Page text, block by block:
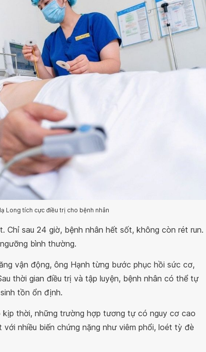
Long tích cực điều trị cho bệnh nhân
Chỉ sau 24 giờ, bệnh nhân hết sốt, không còn rét run.
bình thường.
vận động, ông Hạnh từng bước phục hồi sức cơ,
thời gian điều trị và tập luyện, bệnh nhân có thể tự
tồn ổn định.
thời, những trường hợp tương tự có nguy cơ cao
nhiều biến chứng nặng như viêm phổi, loét tỳ đè